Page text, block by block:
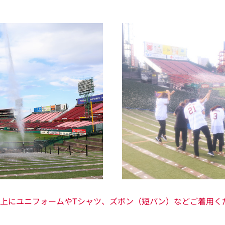
にユニフォームやTシャツ、ズボン（短パン）などご着用く